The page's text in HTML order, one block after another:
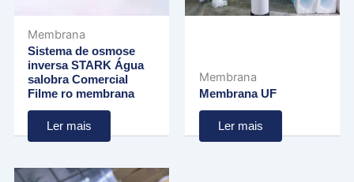
Membrana
Sistema de osmose
inversa STARK Água
salobra Comercial
Filme ro membrana
Ler mais
Membrana
Membrana UF
Ler mais